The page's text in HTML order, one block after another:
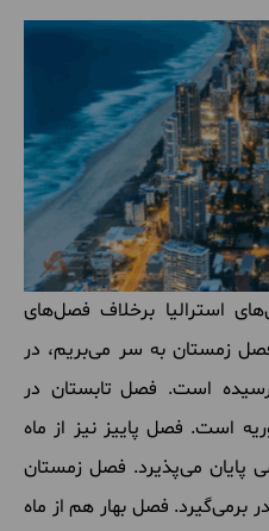
های استرالیا برخلاف فصلهای
زمستان به سر میبریم، در
رسیده است. فصل تابستان در
است. فصل پاییز نیز از ماه
پایان میپذیرد. فصل زمستان
در برمیگیرد. فصل بهار هم از ماه